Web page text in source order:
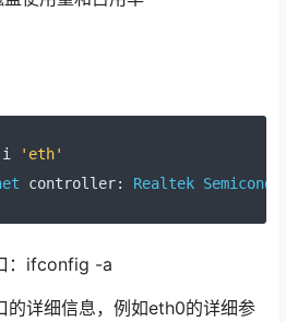
i
'eth'
controller: Realtek
：ifconfig -a
的详细信息，例如eth0的详细参